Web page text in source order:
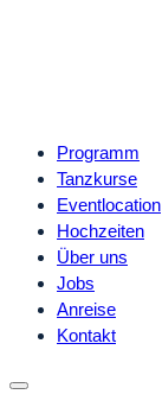
Programm
Tanzkurse
Eventlocation
Hochzeiten
Über uns
Jobs
Anreise
Kontakt